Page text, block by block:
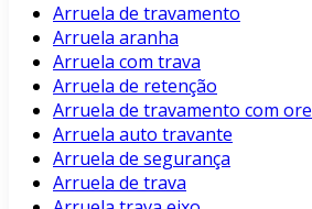
Arruela de travamento
Arruela aranha
Arruela com trava
Arruela de retenção
Arruela de travamento com
Arruela auto travante
Arruela de segurança
Arruela de trava